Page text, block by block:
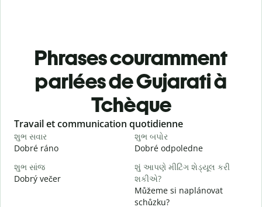
Phrases couramment
parlées de Gujarati à
Tchèque
Slide 1 of 6
Travail et communication quotidienne
શુભ સવાર
Dobré ráno
શુભ બપોર
Dobré odpoledne
શુભ સાંજ
Dobrý večer
શું આપણે મીટિંગ શેડ્યૂલ કરી
શકીએ?
Můžeme si naplánovat
schůzku?